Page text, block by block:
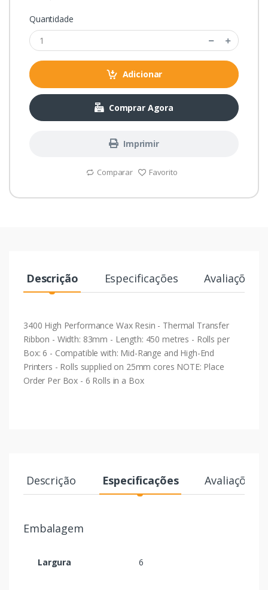
Quantidade
Adicionar
Comprar Agora
Imprimir
Comparar Favorito
Descrição Especificações Avaliações
3400 High Performance Wax Resin - Thermal Transfer
Ribbon - Width: 83mm - Length: 450 metres - Rolls per
Box: 6 - Compatible with: Mid-Range and High-End
Printers - Rolls supplied on 25mm cores NOTE: Place
Order Per Box - 6 Rolls in a Box
Descrição Especificações Avaliações
Embalagem
Largura 6